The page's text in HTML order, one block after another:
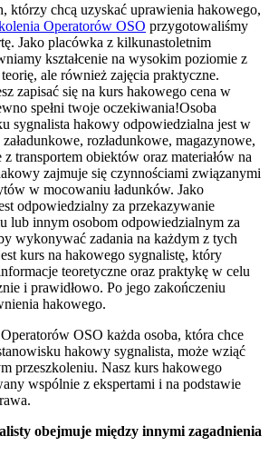
którzy chcą uzyskać uprawienia hakowego,
Operatorów OSO przygotowaliśmy
Jako placówka z kilkunastoletnim
kształcenie na wysokim poziomie z
ale również zajęcia praktyczne.
zapisać się na kurs hakowego cena w
spełni twoje oczekiwania!Osoba
sygnalista hakowy odpowiedzialna jest w
rozładunkowe, magazynowe,
z transportem obiektów oraz materiałów na
zajmuje się czynnościami związanymi
w mocowaniu ładunków. Jako
odpowiedzialny za przekazywanie
lub innym osobom odpowiedzialnym za
wykonywać zadania na każdym z tych
kurs na hakowego sygnalistę, który
teoretyczne oraz praktykę w celu
i prawidłowo. Po jego zakończeniu
hakowego.
OSO każda osoba, która chce
hakowy sygnalista, może wziąć
przeszkoleniu. Nasz kurs hakowego
wspólnie z ekspertami i na podstawie
obejmuje między innymi zagadnienia